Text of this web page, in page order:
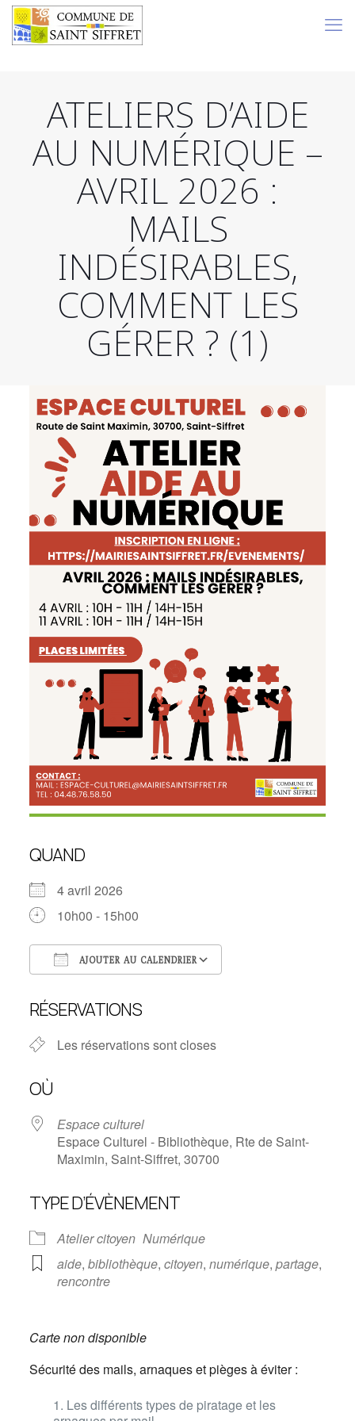
ATELIERS D’AIDE
AU NUMÉRIQUE –
AVRIL 2026 :
MAILS
INDÉSIRABLES,
COMMENT LES
GÉRER ? (1)
QUAND
4 avril 2026
10h00 - 15h00
AJOUTER AU CALENDRIER
RÉSERVATIONS
Les réservations sont closes
OÙ
Espace culturel
Espace Culturel - Bibliothèque, Rte de Saint-
Maximin, Saint-Siffret, 30700
TYPE D’ÉVÈNEMENT
Atelier citoyen Numérique
aide, bibliothèque, citoyen, numérique, partage,
rencontre
Carte non disponible
Sécurité des mails, arnaques et pièges à éviter :
Les différents types de piratage et les